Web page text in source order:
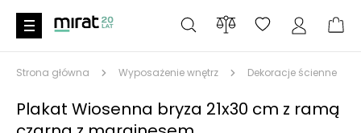
Strona główna Wyposażenie wnętrz Dekoracje ścienne
Plakat Wiosenna bryza 21x30 cm z ramą